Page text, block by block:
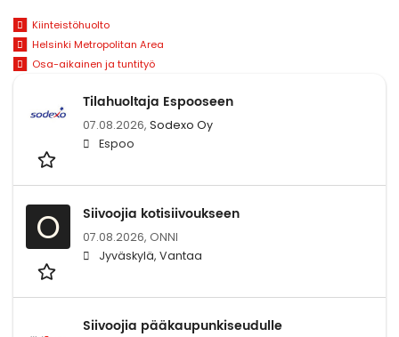
Kiinteistöhuolto
Helsinki Metropolitan Area
Osa-aikainen ja tuntityö
Tilahuoltaja Espooseen
07.08.2026, Sodexo Oy
Espoo
O Siivoojia kotisiivoukseen
07.08.2026, ONNI
Jyväskylä, Vantaa
Siivoojia pääkaupunkiseudulle